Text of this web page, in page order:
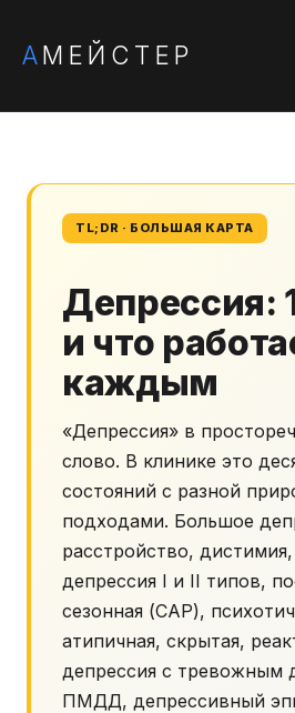
АМЕЙСТЕР
TL;DR · БОЛЬШАЯ КАРТА
Депрессия:
и что
каждым
«Депрессия» в
слово. В клинике это
состояний с разной
подходами. Большое
расстройство,
депрессия I и II типов,
сезонная (САР),
атипичная, скрытая,
депрессия с тревожным
ПМДД, депрессивный